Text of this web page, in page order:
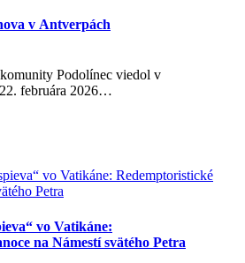
v Antverpách
Podolínec viedol v
februára 2026…
vo Vatikáne:
na Námestí svätého Petra